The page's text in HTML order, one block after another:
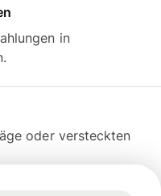
in
oder versteckten